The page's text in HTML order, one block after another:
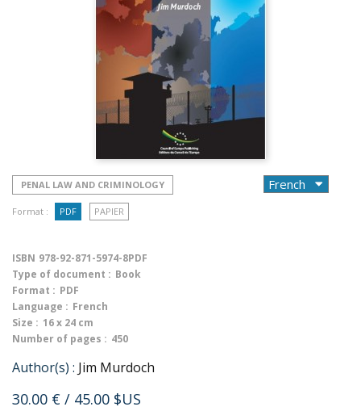
PENAL LAW AND CRIMINOLOGY
Format : PDF PAPIER
ISBN 978-92-871-5974-8PDF
Type of document : Book
Format : PDF
Language : French
Size : 16 x 24 cm
Number of pages : 450
Author(s) : Jim Murdoch
30.00 € / 45.00 $US